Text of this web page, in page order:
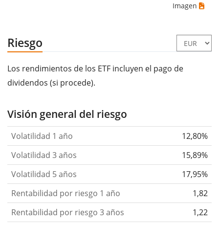
Imagen
Riesgo
Los rendimientos de los ETF incluyen el pago de
dividendos (si procede).
Visión general del riesgo
Volatilidad 1 año
12,80%
Volatilidad 3 años
15,89%
Volatilidad 5 años
17,95%
Rentabilidad por riesgo 1 año
1,82
Rentabilidad por riesgo 3 años
1,22